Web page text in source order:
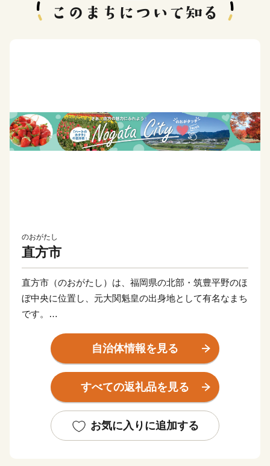
のおがたし
直方市
直方市（のおがたし）は、福岡県の北部・筑豊平野のほ
ぼ中央に位置し、元大関魁皇の出身地として有名なまち
です。
父なる福智山と母なる遠賀川に代表される豊かな自然に
恵まれ、春には約13万本のチューリップが咲き誇りま
す。また、江戸時代は直方藩の城下町として、明治以降
は石炭業や鉄工業で筑豊炭田の中心都市として栄えるな
自然と歴史が織り成す直方市。あなたの温かいご支援
自治体情報を見る
すべての返礼品を見る
お気に入りに追加する